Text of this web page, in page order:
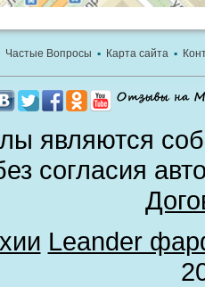
Частые Вопросы ▪ Карта сайта ▪
являются
согласия
Leander